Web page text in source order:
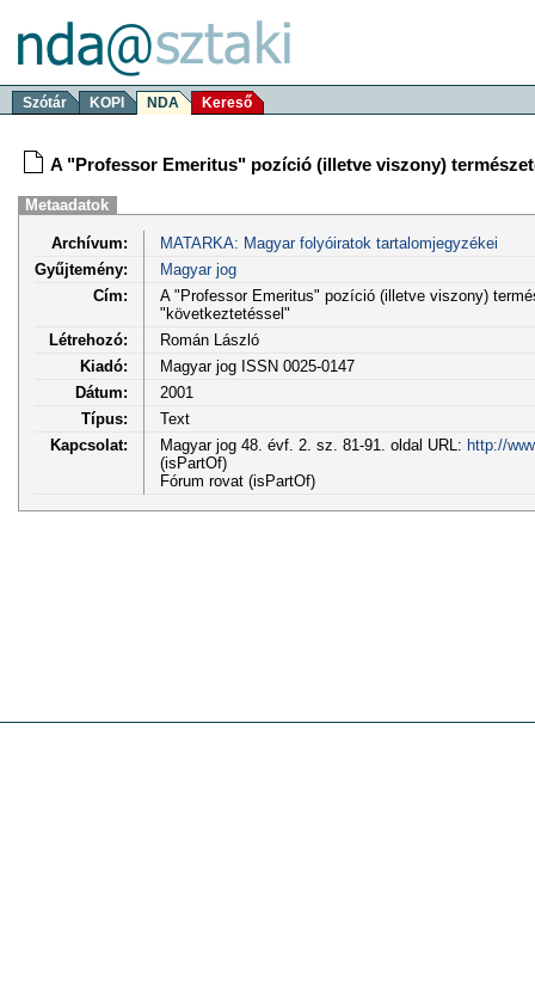
Szótár KOPI NDA Kereső
A "Professor Emeritus" pozíció (illetve viszony)
Metaadatok
Archívum:
MATARKA: Magyar folyóiratok tartalomjegyzékei
Gyűjtemény:
Magyar jog
Cím:
A "Professor Emeritus" pozíció (illetve viszony)
"következtetéssel"
Létrehozó:
Román László
Kiadó:
Magyar jog ISSN 0025-0147
Dátum:
2001
Típus:
Text
Kapcsolat:
Magyar jog 48. évf. 2. sz. 81-91. oldal URL: http://
(isPartOf)
Fórum rovat (isPartOf)